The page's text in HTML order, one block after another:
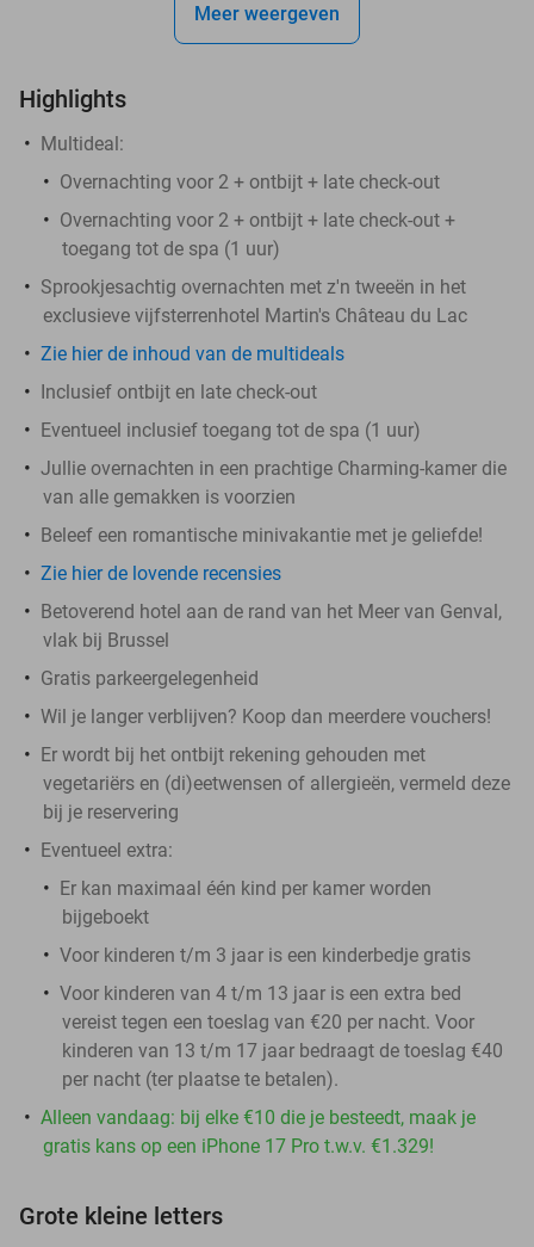
Meer weergeven
Highlights
Multideal:
Overnachting voor 2 + ontbijt + late check-out
Overnachting voor 2 + ontbijt + late check-out +
toegang tot de spa (1 uur)
Sprookjesachtig overnachten met z'n tweeën in het
exclusieve vijfsterrenhotel Martin's Château du Lac
Zie hier de inhoud van de multideals
Inclusief ontbijt en late check-out
Eventueel inclusief toegang tot de spa (1 uur)
Jullie overnachten in een prachtige Charming-kamer die
van alle gemakken is voorzien
Beleef een romantische minivakantie met je geliefde!
Zie hier de lovende recensies
Betoverend hotel aan de rand van het Meer van Genval,
vlak bij Brussel
Gratis parkeergelegenheid
Wil je langer verblijven? Koop dan meerdere vouchers!
Er wordt bij het ontbijt rekening gehouden met
vegetariërs en (di)eetwensen of allergieën, vermeld deze
bij je reservering
Eventueel extra:
Er kan maximaal één kind per kamer worden
bijgeboekt
Voor kinderen t/m 3 jaar is een kinderbedje gratis
Voor kinderen van 4 t/m 13 jaar is een extra bed
vereist tegen een toeslag van €20 per nacht. Voor
kinderen van 13 t/m 17 jaar bedraagt de toeslag €40
per nacht (ter plaatse te betalen).
Alleen vandaag: bij elke €10 die je besteedt, maak je
gratis kans op een iPhone 17 Pro t.w.v. €1.329!
Grote kleine letters